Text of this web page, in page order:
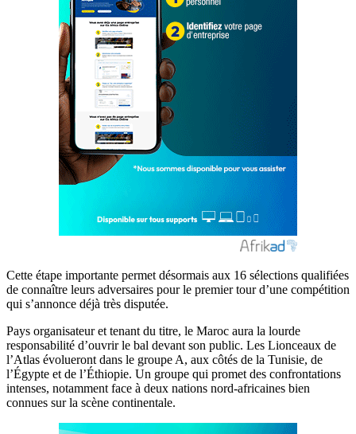
Cette étape importante permet désormais aux 16 sélections qualifiées
de connaître leurs adversaires pour le premier tour d’une compétition
qui s’annonce déjà très disputée.
Pays organisateur et tenant du titre, le Maroc aura la lourde
responsabilité d’ouvrir le bal devant son public. Les Lionceaux de
l’Atlas évolueront dans le groupe A, aux côtés de la Tunisie, de
l’Égypte et de l’Éthiopie. Un groupe qui promet des confrontations
intenses, notamment face à deux nations nord-africaines bien
connues sur la scène continentale.